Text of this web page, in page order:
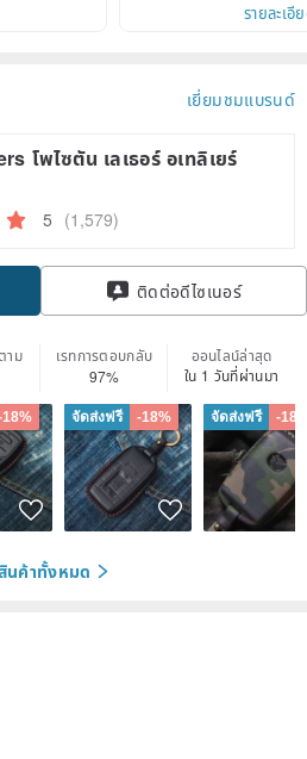
รายละเอี
เยี่ยมชมแบรนด์
โพไซตัน เลเธอร์ อเทลิเยร์
5 (1,579)
ติดต่อดีไซเนอร์
าม
เรทการตอบกลับ
97%
ออนไลน์ล่าสุด
ใน 1 วันที่ผ่านมา
18% จัดส่งฟรี -18% จัดส่งฟรี -
นค้าทั้งหมด